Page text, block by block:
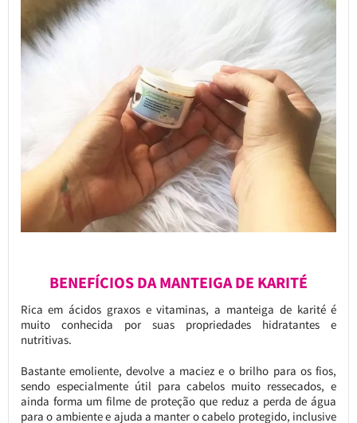
BENEFÍCIOS DA MANTEIGA DE KARITÉ
Rica em ácidos graxos e vitaminas, a manteiga de karité é
muito conhecida por suas propriedades hidratantes e
nutritivas.
Bastante emoliente, devolve a maciez e o brilho para os fios,
sendo especialmente útil para cabelos muito ressecados, e
ainda forma um filme de proteção que reduz a perda de água
para o ambiente e ajuda a manter o cabelo protegido, inclusive